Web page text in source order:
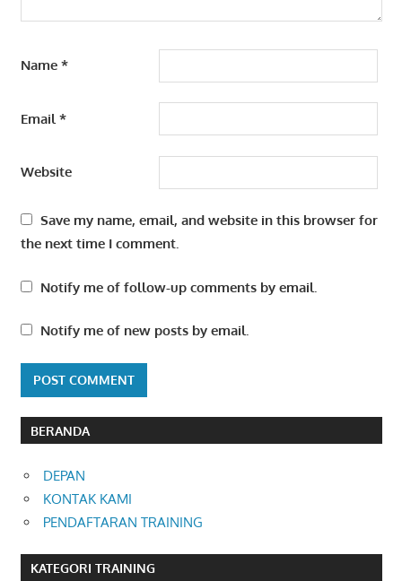
Name *
Email *
Website
Save my name, email, and website in this browser for
the next time I comment.
Notify me of follow-up comments by email.
Notify me of new posts by email.
BERANDA
DEPAN
KONTAK KAMI
PENDAFTARAN TRAINING
KATEGORI TRAINING